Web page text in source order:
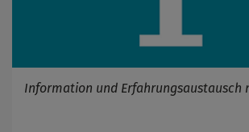
Information und Erfahrungsaustausch